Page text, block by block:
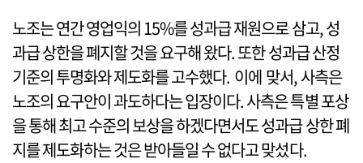
노조는 연간 영업익의 15%를 성과급 재원으로 삼고, 성
과급 상한을 폐지할 것을 요구해 왔다. 또한 성과급 산정
기준의 투명화와 제도화를 고수했다. 이에 맞서, 사측은
노조의 요구안이 과도하다는 입장이다. 사측은 특별 포상
을 통해 최고 수준의 보상을 하겠다면서도 성과급 상한 폐
지를 제도화하는 것은 받아들일 수 없다고 맞섰다.